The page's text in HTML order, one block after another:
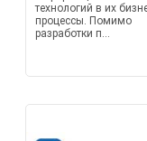
технологий в их
процессы. Помимо
разработки п...